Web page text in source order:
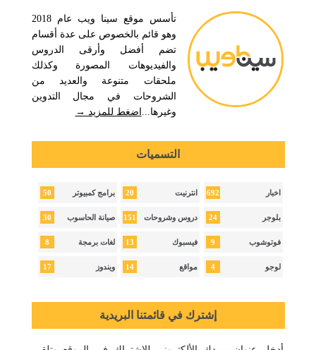
تأسس موقع سينا ويب عام 2018
وهو قائم بالخصوص على عدة أقسام
تضم أفضل وأرقى الدروس
والفيديوهات المصورة وكذلك
ملحقات متنوعة والعديد من
الشروحات في مجال التدوين
وغيرها... اضغط للمزيد →
التسميات
اخبار 692 انترنيت 20 برامج كمبيوتر 50
بلوجر 24 دروس وشروحات 151 صيانة الحاسوب 30
فوتوشوب 9 فيسبوك 13 لغات برمجة 8
لوجو 4 مواقع 14 ويندوز 17
إشترك في قائمتنا البريدية